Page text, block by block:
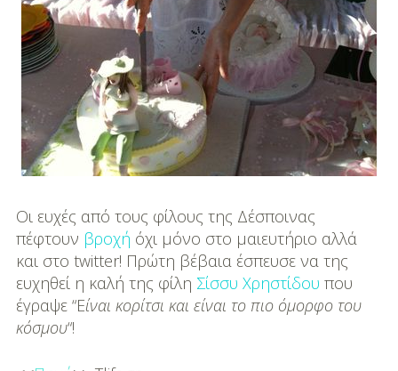
Οι ευχές από τους φίλους της Δέσποινας
πέφτουν βροχή όχι μόνο στο μαιευτήριο αλλά
και στο twitter! Πρώτη βέβαια έσπευσε να της
ευχηθεί η καλή της φίλη Σίσσυ Χρηστίδου που
έγραψε “Είναι κορίτσι και είναι το πιο όμορφο του
κόσμου“!